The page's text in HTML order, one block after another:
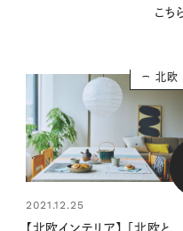
こち
北欧
2021.12.25
【北欧インテリア】 「北欧と